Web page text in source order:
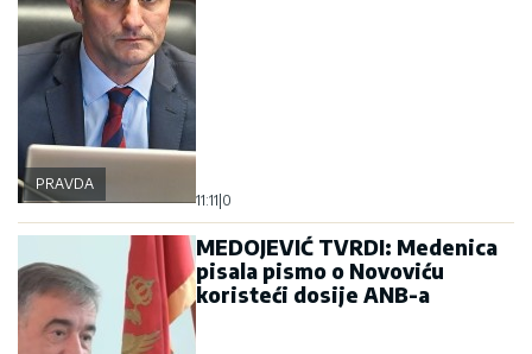
PRAVDA
11:11 0
MEDOJEVIĆ TVRDI: Medenica
pisala pismo o Novoviću
koristeći dosije ANB-a